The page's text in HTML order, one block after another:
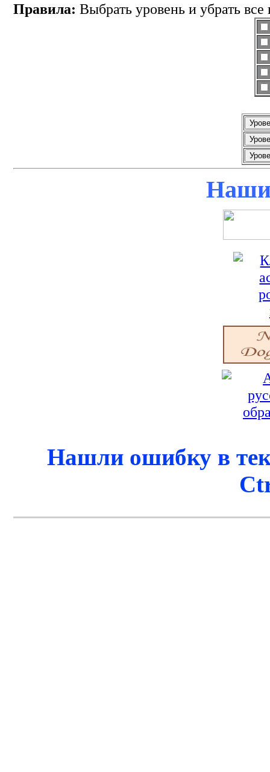
Правила: Выбрать уровень и убрать
Наши
Нашли ошибку в